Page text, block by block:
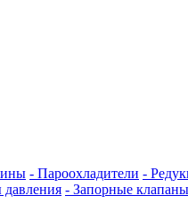
- Пароохладители -
давления - Запорные клапаны